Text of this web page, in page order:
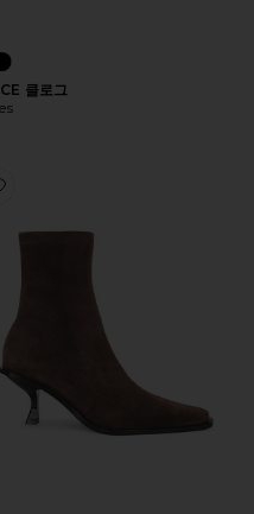
클로그
THEA 부츠